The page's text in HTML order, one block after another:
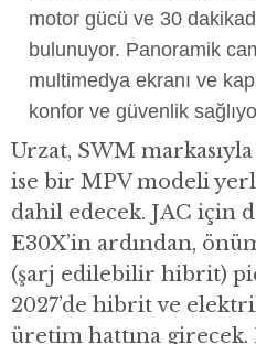
motor gücü ve 30
bulunuyor. Panoramik
multimedya ekranı ve
konfor ve güvenlik
Urzat, SWM markasıyla
ise bir MPV modeli
dahil edecek. JAC için
E30X’in ardından,
(şarj edilebilir hibrit)
2027’de hibrit ve
üretim hattına girecek.